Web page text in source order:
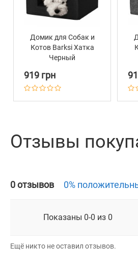
Домик для Собак и
Котов Barksi Хатка
Черный
919 грн
Отзывы
0 отзывов 0%
Показаны 0-0 из 0
Ещё никто не оставил отзывов.